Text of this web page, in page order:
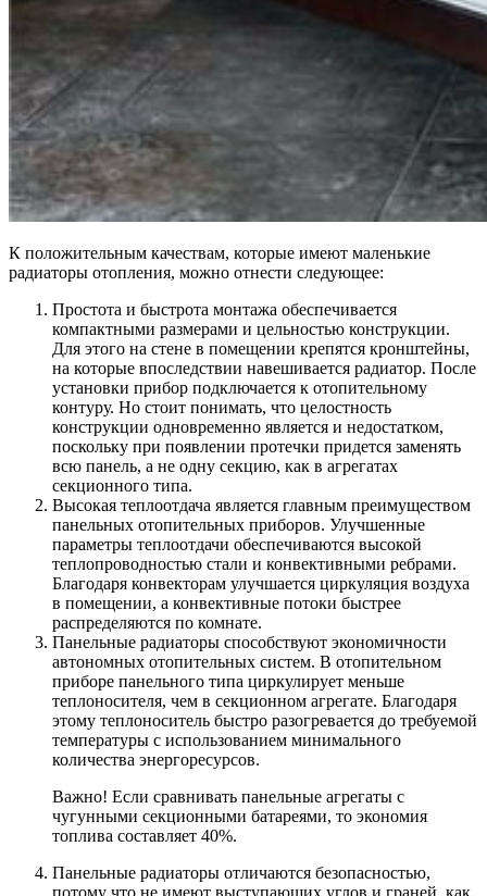
К положительным качествам, которые имеют маленькие
радиаторы отопления, можно отнести следующее:
Простота и быстрота монтажа обеспечивается
компактными размерами и цельностью конструкции.
Для этого на стене в помещении крепятся кронштейны,
на которые впоследствии навешивается радиатор. После
установки прибор подключается к отопительному
контуру. Но стоит понимать, что целостность
конструкции одновременно является и недостатком,
поскольку при появлении протечки придется заменять
всю панель, а не одну секцию, как в агрегатах
секционного типа.
Высокая теплоотдача является главным преимуществом
панельных отопительных приборов. Улучшенные
параметры теплоотдачи обеспечиваются высокой
теплопроводностью стали и конвективными ребрами.
Благодаря конвекторам улучшается циркуляция воздуха
в помещении, а конвективные потоки быстрее
распределяются по комнате.
Панельные радиаторы способствуют экономичности
автономных отопительных систем. В отопительном
приборе панельного типа циркулирует меньше
теплоносителя, чем в секционном агрегате. Благодаря
этому теплоноситель быстро разогревается до требуемой
температуры с использованием минимального
количества энергоресурсов.
Важно! Если сравнивать панельные агрегаты с
чугунными секционными батареями, то экономия
топлива составляет 40%.
Панельные радиаторы отличаются безопасностью,
потому что не имеют выступающих углов и граней, как